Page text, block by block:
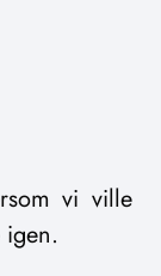
vi ville
igen.